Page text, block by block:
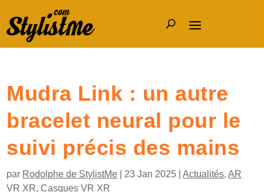
Mudra Link : un autre
bracelet neural pour le
suivi précis des mains
par Rodolphe de StylistMe 23 Jan 2025 |Actualités,AR
VR XR,Casques VR XR